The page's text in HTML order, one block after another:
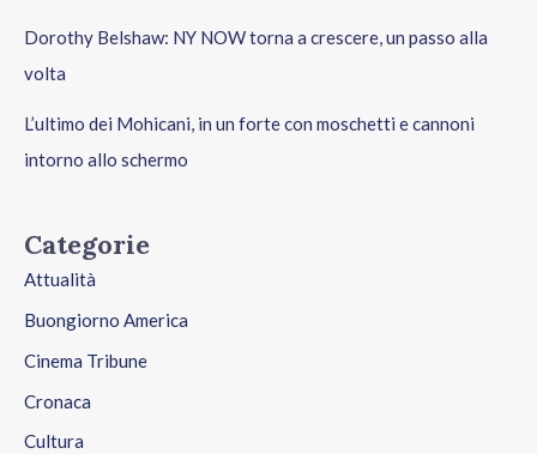
Dorothy Belshaw: NY NOW torna a crescere, un passo alla
volta
L’ultimo dei Mohicani, in un forte con moschetti e cannoni
intorno allo schermo
Categorie
Attualità
Buongiorno America
Cinema Tribune
Cronaca
Cultura